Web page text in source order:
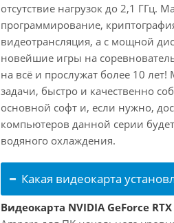
отсутствие нагрузок до 2,1 ГГц.
программирование,
видеотрансляция, а с мощной
новейшие игры на
на всё и прослужат более 10
задачи, быстро и качественно
основной софт и, если нужно,
компьютеров данной серии
водяного охлаждения.
Какая видеокарта
Видеокарта NVIDIA GeForce